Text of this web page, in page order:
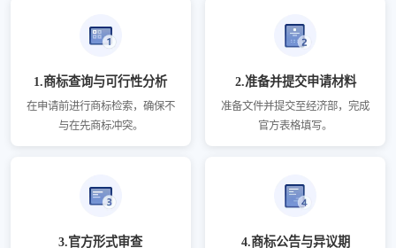
1.商标查询与可行性分析
在申请前进行商标检索，确保不
与在先商标冲突。
2.准备并提交申请材料
准备文件并提交至经济部，完成
官方表格填写。
3.官方形式审查 4.商标公告与异议期